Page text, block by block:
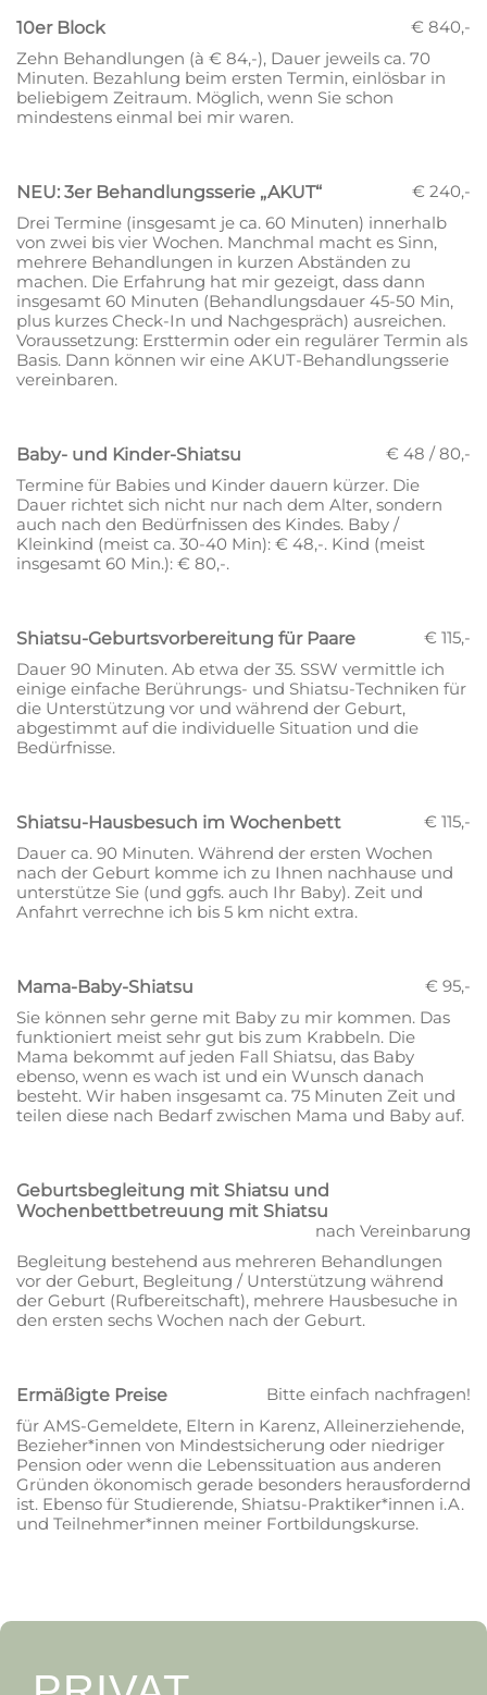
10er Block
€ 840,-
Zehn Behandlungen (à € 84,-), Dauer jeweils ca. 70
Minuten. Bezahlung beim ersten Termin, einlösbar in
beliebigem Zeitraum. Möglich, wenn Sie schon
mindestens einmal bei mir waren.
NEU: 3er Behandlungsserie „AKUT“
€ 240,-
Drei Termine (insgesamt je ca. 60 Minuten) innerhalb
von zwei bis vier Wochen. Manchmal macht es Sinn,
mehrere Behandlungen in kurzen Abständen zu
machen. Die Erfahrung hat mir gezeigt, dass dann
insgesamt 60 Minuten (Behandlungsdauer 45-50 Min,
plus kurzes Check-In und Nachgespräch) ausreichen.
Voraussetzung: Ersttermin oder ein regulärer Termin als
Basis. Dann können wir eine AKUT-Behandlungsserie
vereinbaren.
Baby- und Kinder-Shiatsu
€ 48 / 80,-
Termine für Babies und Kinder dauern kürzer. Die
Dauer richtet sich nicht nur nach dem Alter, sondern
auch nach den Bedürfnissen des Kindes. Baby /
Kleinkind (meist ca. 30-40 Min): € 48,-. Kind (meist
insgesamt 60 Min.): € 80,-.
Shiatsu-Geburtsvorbereitung für Paare
€ 115,-
Dauer 90 Minuten. Ab etwa der 35. SSW vermittle ich
einige einfache Berührungs- und Shiatsu-Techniken für
die Unterstützung vor und während der Geburt,
abgestimmt auf die individuelle Situation und die
Bedürfnisse.
Shiatsu-Hausbesuch im Wochenbett
€ 115,-
Dauer ca. 90 Minuten. Während der ersten Wochen
nach der Geburt komme ich zu Ihnen nachhause und
unterstütze Sie (und ggfs. auch Ihr Baby). Zeit und
Anfahrt verrechne ich bis 5 km nicht extra.
Mama-Baby-Shiatsu
€ 95,-
Sie können sehr gerne mit Baby zu mir kommen. Das
funktioniert meist sehr gut bis zum Krabbeln. Die
Mama bekommt auf jeden Fall Shiatsu, das Baby
ebenso, wenn es wach ist und ein Wunsch danach
besteht. Wir haben insgesamt ca. 75 Minuten Zeit und
teilen diese nach Bedarf zwischen Mama und Baby auf.
Geburtsbegleitung mit Shiatsu und
Wochenbettbetreuung mit Shiatsu
nach Vereinbarung
Begleitung bestehend aus mehreren Behandlungen
vor der Geburt, Begleitung / Unterstützung während
der Geburt (Rufbereitschaft), mehrere Hausbesuche in
den ersten sechs Wochen nach der Geburt.
Ermäßigte Preise
Bitte einfach nachfragen!
für AMS-Gemeldete, Eltern in Karenz, Alleinerziehende,
Bezieher*innen von Mindestsicherung oder niedriger
Pension oder wenn die Lebenssituation aus anderen
Gründen ökonomisch gerade besonders herausfordernd
ist. Ebenso für Studierende, Shiatsu-Praktiker*innen i.A.
und Teilnehmer*innen meiner Fortbildungskurse.